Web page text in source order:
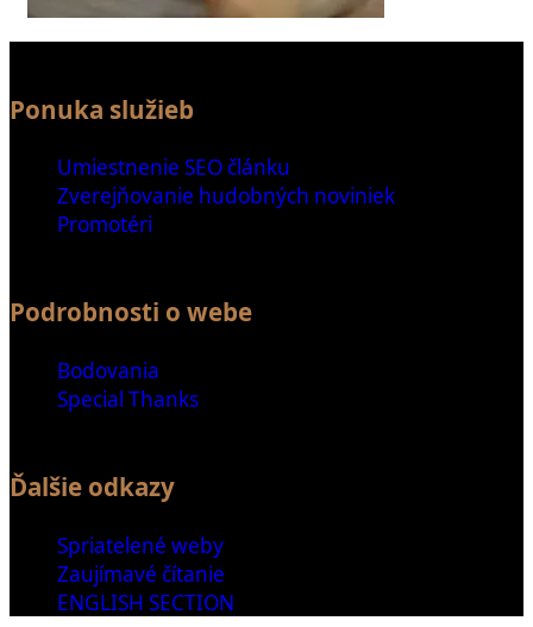
Ponuka služieb
Umiestnenie SEO článku
Zverejňovanie hudobných noviniek
Promotéri
Podrobnosti o webe
Bodovania
Special Thanks
Ďalšie odkazy
Spriatelené weby
Zaujímavé čítanie
ENGLISH SECTION